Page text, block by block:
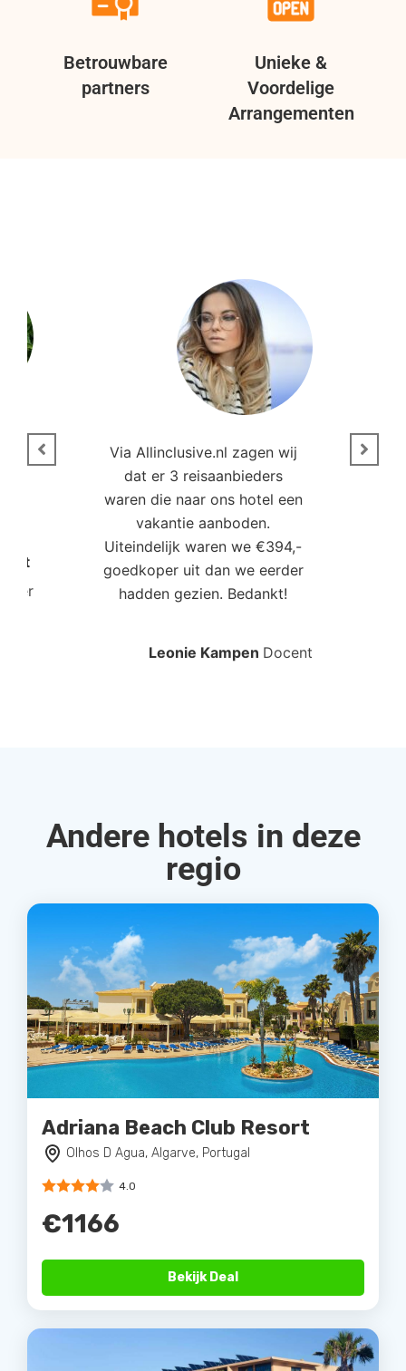
Betrouwbare
partners
Unieke &
Voordelige
Arrangementen
Via Allinclusive.nl zagen wij
dat er 3 reisaanbieders
waren die naar ons hotel een
vakantie aanboden.
Uiteindelijk waren we €394,-
goedkoper uit dan we eerder
hadden gezien. Bedankt!
Leonie Kampen Docent
Andere hotels in deze
regio
Adriana Beach Club Resort
Olhos D Agua, Algarve, Portugal
4.0
€1166
Bekijk Deal